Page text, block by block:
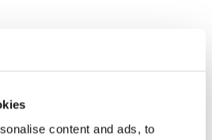
content and ads, to